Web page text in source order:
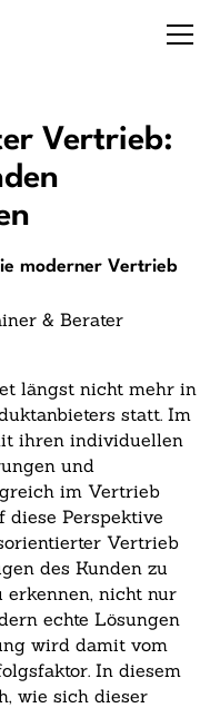
Vertrieb:
moderner Vertrieb
& Berater
längst nicht mehr in
statt. Im
ihren individuellen
und
im Vertrieb
diese Perspektive
Vertrieb
des Kunden zu
erkennen, nicht nur
echte Lösungen
wird damit vom
In diesem
wie sich dieser